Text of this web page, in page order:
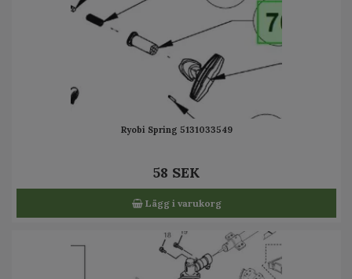
Ryobi Spring 5131033549
58 SEK
Lägg i varukorg